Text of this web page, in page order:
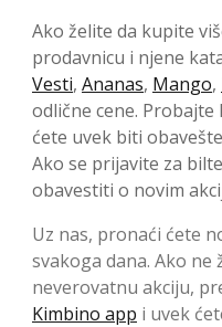
Ako želite da kupite
prodavnicu i njene
Vesti, Ananas, Mango,
odlične cene.
ćete uvek biti
Ako se prijavite za
obavestiti o novim
Uz nas, pronaći ćete
svakoga dana. Ako
neverovatnu akciju,
Kimbino app i uvek